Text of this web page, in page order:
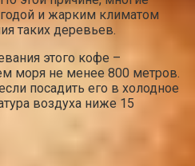
и жарким климатом
таких деревьев.
этого кофе –
моря не менее 800 метров.
посадить его в холодное
воздуха ниже 15